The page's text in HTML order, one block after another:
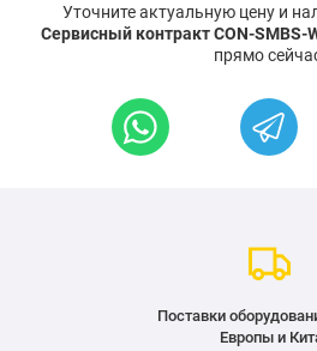
Уточните актуальную цену и
Сервисный контракт CON-SMBS-
прямо
Поставки
Европы и